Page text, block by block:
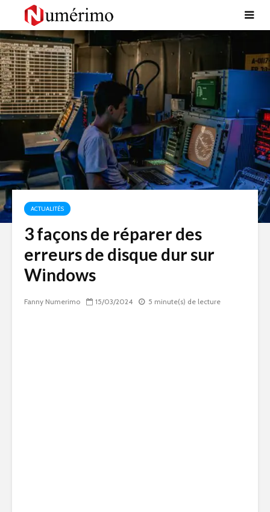
ACTUALITÉS
3 façons de réparer des
erreurs de disque dur sur
Windows
Fanny Numerimo 15/03/2024 5 minute(s) de lecture